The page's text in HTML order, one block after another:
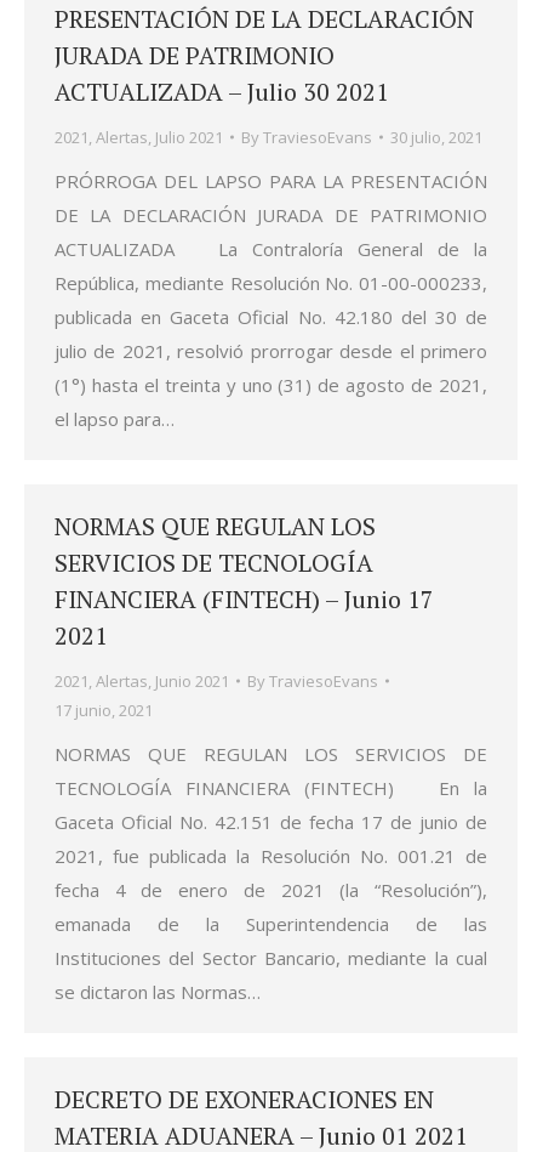
PRESENTACIÓN DE LA DECLARACIÓN
JURADA DE PATRIMONIO
ACTUALIZADA – Julio 30 2021
2021, Alertas, Julio 2021 ByTraviesoEvans 30 julio, 2021
PRÓRROGA DEL LAPSO PARA LA PRESENTACIÓN
DE LA DECLARACIÓN JURADA DE PATRIMONIO
ACTUALIZADA La Contraloría General de la
República, mediante Resolución No. 01-00-000233,
publicada en Gaceta Oficial No. 42.180 del 30 de
julio de 2021, resolvió prorrogar desde el primero
(1°) hasta el treinta y uno (31) de agosto de 2021,
el lapso para…
NORMAS QUE REGULAN LOS
SERVICIOS DE TECNOLOGÍA
FINANCIERA (FINTECH) – Junio 17
2021
2021, Alertas, Junio 2021 ByTraviesoEvans
17 junio, 2021
NORMAS QUE REGULAN LOS SERVICIOS DE
TECNOLOGÍA FINANCIERA (FINTECH) En la
Gaceta Oficial No. 42.151 de fecha 17 de junio de
2021, fue publicada la Resolución No. 001.21 de
fecha 4 de enero de 2021 (la “Resolución”),
emanada de la Superintendencia de las
Instituciones del Sector Bancario, mediante la cual
se dictaron las Normas…
DECRETO DE EXONERACIONES EN
MATERIA ADUANERA – Junio 01 2021